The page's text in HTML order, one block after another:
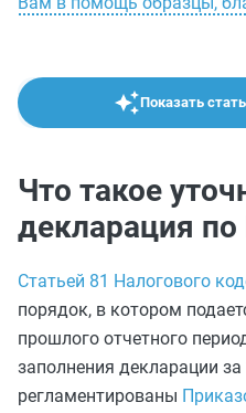
Показать
Что такое
декларация
Статьей 81 Налогового
порядок, в котором
прошлого отчетного
заполнения декларации за
регламентированы